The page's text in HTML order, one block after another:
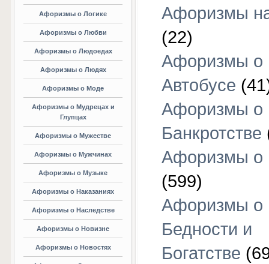
Афоризмы о Логике
Афоризмы о Любви
Афоризмы о Людоедах
Афоризмы о Людях
Афоризмы о Моде
Афоризмы о Мудрецах и
Глупцах
Афоризмы о Мужестве
Афоризмы о Мужчинах
Афоризмы о Музыке
Афоризмы о Наказаниях
Афоризмы о Наследстве
Афоризмы о Новизне
Афоризмы о Новостях
Афоризмы
(22)
Афоризмы о
Автобусе
Афоризмы о
Банкротстве
Афоризмы о
(599)
Афоризмы о
Бедности и
Богатстве